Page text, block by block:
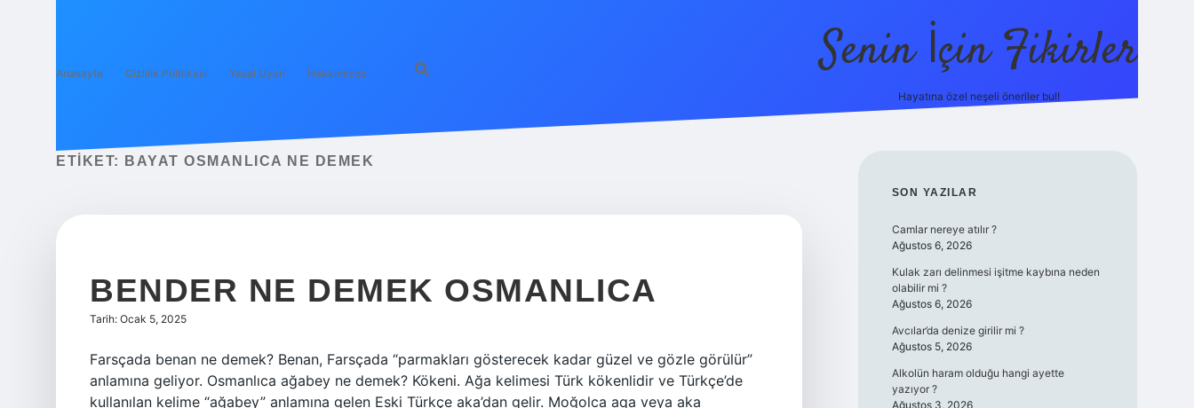
Anasayfa Gizlilik Politikası Yasal Uyarı Hakkımızda Senin İçin Fikirler
Hayatına özel neşeli öneriler bul!
ETIKET: BAYAT OSMANLICA NE DEMEK
BENDER NE DEMEK OSMANLICA
Tarih: Ocak 5, 2025
Farsçada benan ne demek? Benan, Farsçada “parmakları gösterecek kadar güzel ve gözle görülür”
anlamına geliyor. Osmanlıca ağabey ne demek? Kökeni. Ağa kelimesi Türk kökenlidir ve Türkçe’de
kullanılan kelime “ağabey” anlamına gelen Eski Türkçe aka’dan gelir. Moğolca aqa veya aka
SIDEBAR
SON YAZILAR
Camlar nereye atılır ?
Ağustos 6, 2026
Kulak zarı delinmesi işitme kaybına neden
olabilir mi ?
Ağustos 6, 2026
Avcılar’da denize girilir mi ?
Ağustos 5, 2026
Alkolün haram olduğu hangi ayette
yazıyor ?
Ağustos 3, 2026